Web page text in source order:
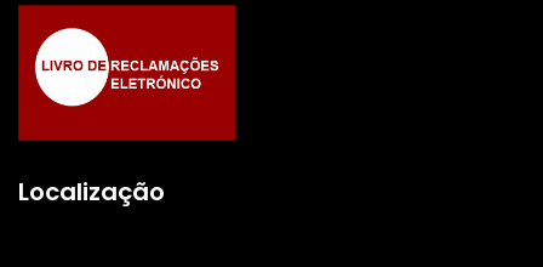
Localização